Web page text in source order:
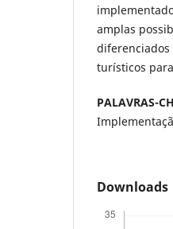
amplas
turísticos
PALAVRAS-
Downloads